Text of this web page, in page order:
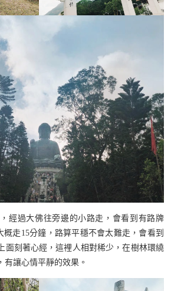
經過大佛往旁邊的小路走，會看到有路牌
概走15分鐘，路算平穩不會太難走，會看到
面刻著心經，這裡人相對稀少，在樹林環繞
有讓心情平靜的效果。